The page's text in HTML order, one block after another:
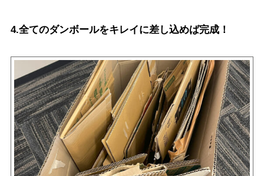
4.全てのダンボールをキレイに差し込めば完成！